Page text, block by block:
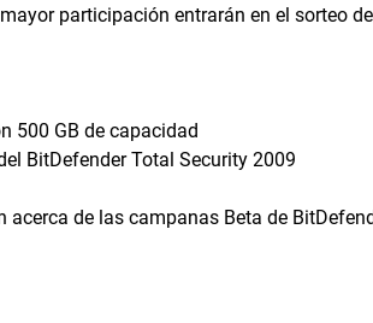
participación entrarán en el sorteo
500 GB de capacidad
BitDefender Total Security 2009
de las campanas Beta de